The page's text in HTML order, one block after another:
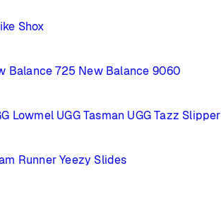
Shox
Balance 725 New Balance 9060
Lowmel UGG Tasman UGG Tazz Slipper
Runner Yeezy Slides